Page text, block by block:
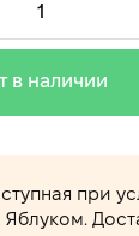
в наличии
при